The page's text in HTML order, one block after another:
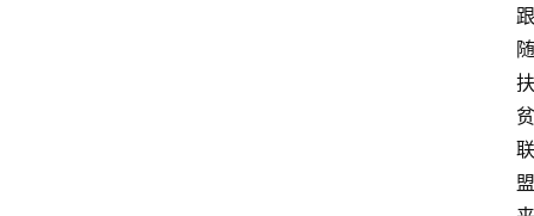
跟
随
扶
贫
联
盟